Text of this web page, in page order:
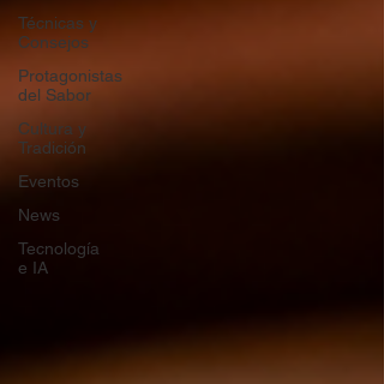
Técnicas y
Consejos
Protagonistas
del Sabor
Cultura y
Tradición
Eventos
News
Tecnología
e IA